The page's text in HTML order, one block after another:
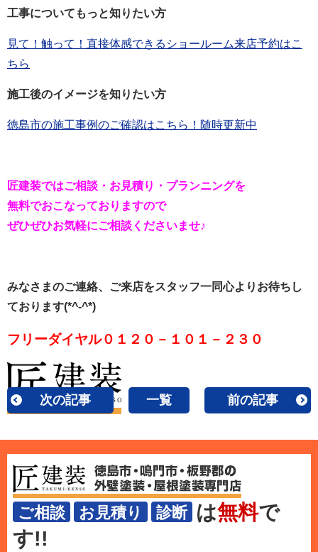
工事についてもっと知りたい方
見て！触って！直接体感できるショールーム来店予約はこ
ちら
施工後のイメージを知りたい方
徳島市の施工事例のご確認はこちら！随時更新中
匠建装ではご相談・お見積り・プランニングを
無料でおこなっておりますので
ぜひぜひお気軽にご相談くださいませ♪
みなさまのご連絡、ご来店をスタッフ一同心よりお待ちし
ております(*^-^*)
フリーダイヤル０１２０－１０１－２３０
次の記事 一覧 前の記事
ご相談 お見積り 診断 は無料で
す!!